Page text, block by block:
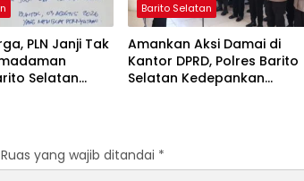
PLN Janji Tak
Selatan
Barito Selatan
Amankan Aksi Damai di
Kantor DPRD, Polres Barito
Selatan Kedepankan
Ruas yang wajib ditandai *